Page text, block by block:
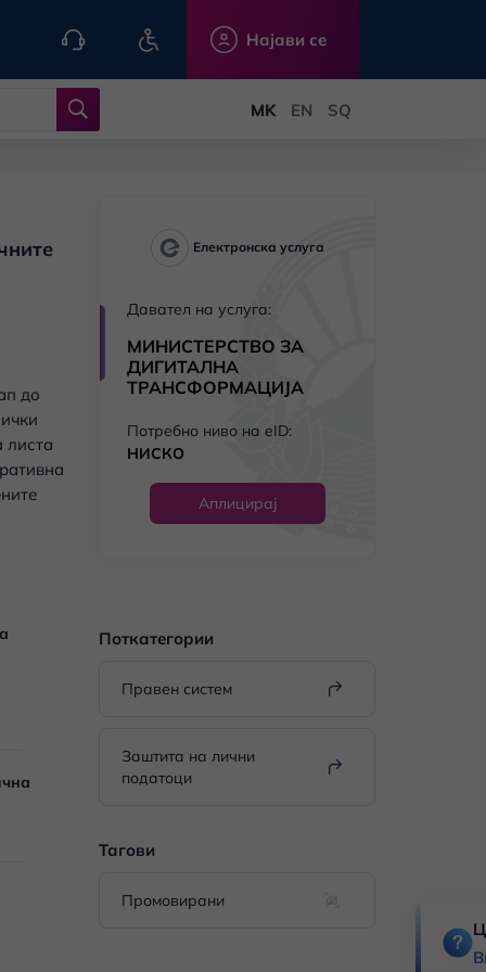
Најави се
Електронска услуга
Давател на услуга:
МИНИСТЕРСТВО ЗА
ДИГИТАЛНА
ТРАНСФОРМАЦИЈА
Потребно ниво на eID:
НИСКО
Аплицирај
Поткатегории
Правен систем
Заштита на лични
податоци
Тагови
Промовирани
до